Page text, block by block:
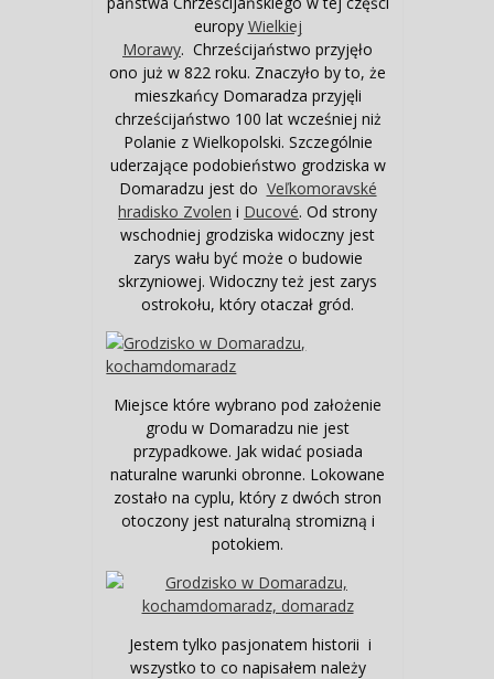
europy Wielkiej
Morawy. Chrześcijaństwo przyjęło
ono już w 822 roku. Znaczyło by to, że
mieszkańcy Domaradza przyjęli
chrześcijaństwo 100 lat wcześniej niż
Polanie z Wielkopolski. Szczególnie
uderzające podobieństwo grodziska w
Domaradzu jest do Veľkomoravské
hradisko Zvolen i Ducové. Od strony
wschodniej grodziska widoczny jest
zarys wału być może o budowie
skrzyniowej. Widoczny też jest zarys
ostrokołu, który otaczał gród.
Miejsce które wybrano pod założenie
grodu w Domaradzu nie jest
przypadkowe. Jak widać posiada
naturalne warunki obronne. Lokowane
zostało na cyplu, który z dwóch stron
otoczony jest naturalną stromizną i
potokiem.
Jestem tylko pasjonatem historii i
wszystko to co napisałem należy